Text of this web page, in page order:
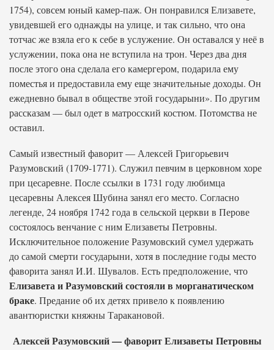
1754), совсем юный камер-паж. Он понравился Елизавете,
увидевшей его однажды на улице, и так сильно, что она
тотчас же взяла его к себе в услужение. Он оставался у неё в
услужении, пока она не вступила на трон. Через два дня
после этого она сделала его камергером, подарила ему
поместья и предоставила ему еще значительные доходы. Он
ежедневно бывал в обществе этой государыни». По другим
рассказам — был одет в матросский костюм. Потомства не
оставил.
Самый известный фаворит — Алексей Григорьевич
Разумовский (1709-1771). Служил певчим в церковном хоре
при цесаревне. После ссылки в 1731 году любимца
цесаревны Алексея Шубина занял его место. Согласно
легенде, 24 ноября 1742 года в сельской церкви в Перове
состоялось венчание с ним Елизаветы Петровны.
Исключительное положение Разумовский сумел удержать
до самой смерти государыни, хотя в последние годы место
фаворита занял И.И. Шувалов. Есть предположение, что
Елизавета и Разумовский состояли в морганатическом
браке. Предание об их детях привело к появлению
авантюристки княжны Таракановой.
Алексей Разумовский — фаворит Елизаветы Петровны